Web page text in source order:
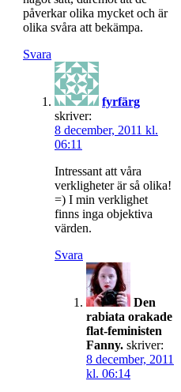
påverkar olika mycket och är
olika svåra att bekämpa.
Svara
fyrfärg
skriver:
8 december, 2011 kl.
06:11
Intressant att våra
verkligheter är så olika!
=) I min verklighet
finns inga objektiva
värden.
Svara
Den
rabiata orakade
flat-feministen
Fanny. skriver:
8 december, 2011
kl. 06:14